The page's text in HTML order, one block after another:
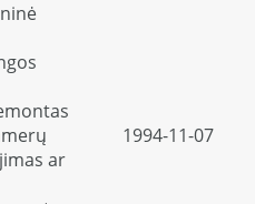
ar
1994-11-07